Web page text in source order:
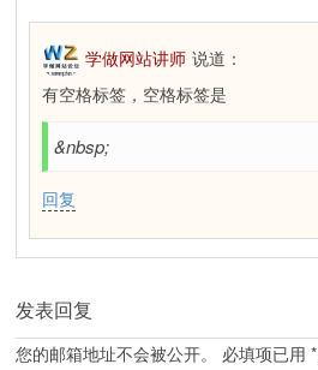
学做网站讲师 说道：
有空格标签，空格标签是
&nbsp;
回复
发表回复
您的邮箱地址不会被公开。 必填项已用*